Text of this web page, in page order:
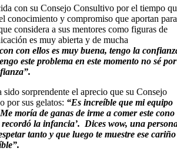
con su Consejo Consultivo por el tiempo
conocimiento y compromiso que aportan para
considera a sus mentores como figuras de
es muy abierta y de mucha
con ellos es muy buena, tengo la
este problema en este momento no sé por
sorprendente el aprecio que su Consejo
por sus gelatos: “Es increíble que mi equipo
moría de ganas de irme a comer este cono
recordó la infancia’. Dices wow, una
tanto y que luego te muestre ese cariño